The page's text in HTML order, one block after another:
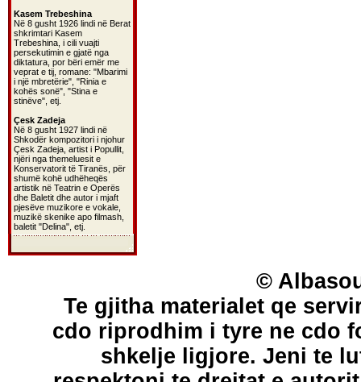
Kasem Trebeshina
Në 8 gusht 1926 lindi në Berat
shkrimtari Kasem
Trebeshina, i cili vuajti
persekutimin e gjatë nga
diktatura, por bëri emër me
veprat e tij, romane: "Mbarimi
i një mbretërie", "Rinia e
kohës sonë", "Stina e
stinëve", etj.
Çesk Zadeja
Në 8 gusht 1927 lindi në
Shkodër kompozitori i njohur
Çesk Zadeja, artist i Popullit,
njëri nga themeluesit e
Konservatorit të Tiranës, për
shumë kohë udhëheqës
artistik në Teatrin e Operës
dhe Baletit dhe autor i mjaft
pjesëve muzikore e vokale,
muzikë skenike apo filmash,
baletit "Delina", etj.
©
Te gjitha materialet qe
cdo riprodhim i tyre ne cdo
shkelje ligjore. Jeni te